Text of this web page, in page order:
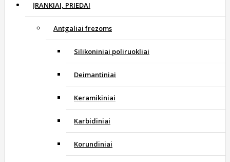
ĮRANKIAI, PRIEDAI
Antgaliai frezoms
Silikoniniai poliruokliai
Deimantiniai
Keramikiniai
Karbidiniai
Korundiniai